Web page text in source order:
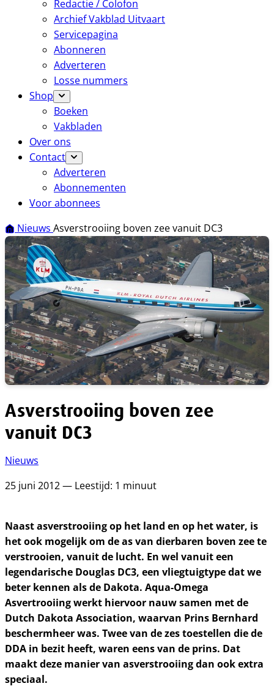
Redactie / Colofon
Archief Vakblad Uitvaart
Servicepagina
Abonneren
Adverteren
Losse nummers
Shop
Boeken
Vakbladen
Over ons
Contact
Adverteren
Abonnementen
Voor abonnees
Nieuws Asverstrooiing boven zee vanuit DC3
Asverstrooiing boven zee
vanuit DC3
Nieuws
25 juni 2012 — Leestijd: 1 minuut
Naast asverstrooiing op het land en op het water, is
het ook mogelijk om de as van dierbaren boven zee te
verstrooien, vanuit de lucht. En wel vanuit een
legendarische Douglas DC3, een vliegtuigtype dat we
beter kennen als de Dakota. Aqua-Omega
Asvertrooiing werkt hiervoor nauw samen met de
Dutch Dakota Association, waarvan Prins Bernhard
beschermheer was. Twee van de zes toestellen die de
DDA in bezit heeft, waren eens van de prins. Dat
maakt deze manier van asverstrooiing dan ook extra
speciaal.